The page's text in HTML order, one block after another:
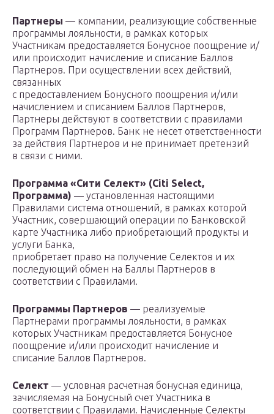
Партнеры — компании, реализующие собственные
программы лояльности, в рамках которых
Участникам предоставляется Бонусное поощрение и/
или происходит начисление и списание Баллов
Партнеров. При осуществлении всех действий,
связанных
с предоставлением Бонусного поощрения и/или
начислением и списанием Баллов Партнеров,
Партнеры действуют в соответствии с правилами
Программ Партнеров. Банк не несет ответственности
за действия Партнеров и не принимает претензий
в связи с ними.
Программа «Сити Селект» (Citi Select,
Программа) — установленная настоящими
Правилами система отношений, в рамках которой
Участник, совершающий операции по Банковской
карте Участника либо приобретающий продукты и
услуги Банка,
приобретает право на получение Селектов и их
последующий обмен на Баллы Партнеров в
соответствии с Правилами.
Программы Партнеров — реализуемые
Партнерами программы лояльности, в рамках
которых Участникам предоставляется Бонусное
поощрение и/или происходит начисление и
списание Баллов Партнеров.
Селект — условная расчетная бонусная единица,
зачисляемая на Бонусный счет Участника в
соответствии с Правилами. Начисленные Селекты